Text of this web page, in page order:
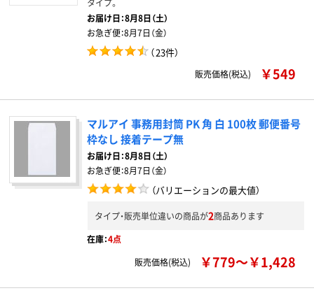
タイプ。
お届け日：8月8日（土）
お急ぎ便：8月7日（金）
（23件）
販売価格(税込) ￥549
マルアイ 事務用封筒 PK 角 白 100枚 郵便番号
枠なし 接着テープ無
お届け日：8月8日（土）
お急ぎ便：8月7日（金）
（バリエーションの最大値）
タイプ・販売単位違いの商品が2商品あります
在庫：4点
販売価格(税込)
￥779～￥1,428